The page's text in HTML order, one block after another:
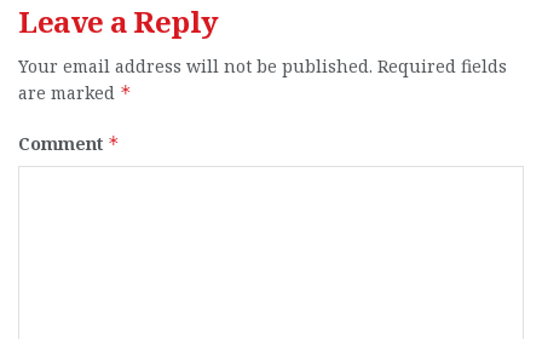
Leave a Reply
Your email address will not be published. Required fields
are marked *
Comment *